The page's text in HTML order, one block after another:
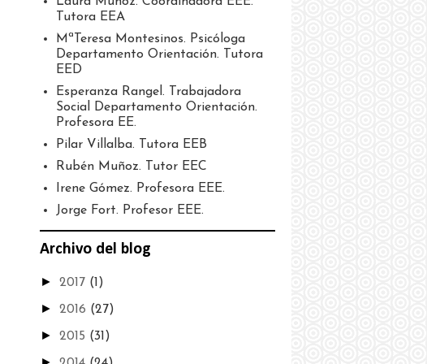
Tutora EEA
MªTeresa Montesinos. Psicóloga
Departamento Orientación. Tutora
EED
Esperanza Rangel. Trabajadora
Social Departamento Orientación.
Profesora EE.
Pilar Villalba. Tutora EEB
Rubén Muñoz. Tutor EEC
Irene Gómez. Profesora EEE.
Jorge Fort. Profesor EEE.
Archivo del blog
► 2017 (1)
► 2016 (27)
► 2015 (31)